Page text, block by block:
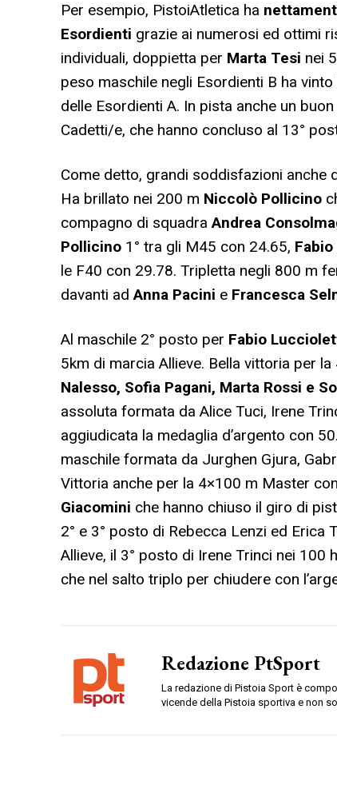
Per esempio, PistoiAtletica ha
Esordienti grazie ai numerosi ed ottimi
individuali, doppietta per Marta Tesi nei
peso maschile negli Esordienti B ha vinto
delle Esordienti A. In pista anche un
Cadetti/e, che hanno concluso al 13°
Come detto, grandi soddisfazioni anche
Ha brillato nei 200 m Niccolò Pollicino
compagno di squadraAndrea
Pollicino 1° tra gli M45 con 24.65, Fabio
le F40 con 29.78. Tripletta negli 800 m
davanti adAnna Pacini e Francesca
Al maschile 2° posto per Fabio
5km di marcia Allieve. Bella vittoria per
Nalesso, Sofia Pagani, Marta Rossi e
assoluta formata da Alice Tuci, Irene
aggiudicata la medaglia d’argento con
maschile formata da Jurghen Gjura,
Vittoria anche per la 4×100 m Master con
Giacomini che hanno chiuso il giro di
2° e 3° posto di Rebecca Lenzi ed Erica
Allieve, il 3° posto di Irene Trinci nei
che nel salto triplo per chiudere con
Redazione PtSport
La redazione di Pistoia Sport è
vicende della Pistoia sportiva e non